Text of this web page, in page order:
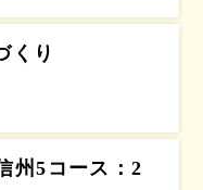
くり
州5コース：2